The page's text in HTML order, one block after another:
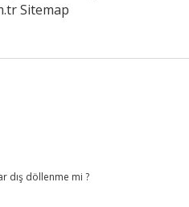
Sitemap
dış döllenme mi ?